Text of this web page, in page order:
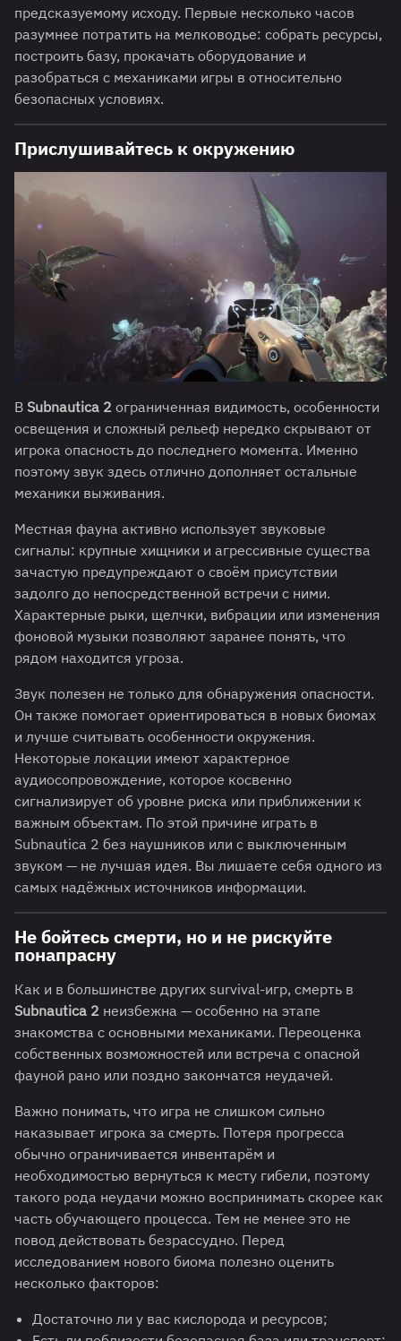
предсказуемому исходу. Первые несколько часов
разумнее потратить на мелководье: собрать ресурсы,
построить базу, прокачать оборудование и
разобраться с механиками игры в относительно
безопасных условиях.
Прислушивайтесь к окружению
В Subnautica 2 ограниченная видимость, особенности
освещения и сложный рельеф нередко скрывают от
игрока опасность до последнего момента. Именно
поэтому звук здесь отлично дополняет остальные
механики выживания.
Местная фауна активно использует звуковые
сигналы: крупные хищники и агрессивные существа
зачастую предупреждают о своём присутствии
задолго до непосредственной встречи с ними.
Характерные рыки, щелчки, вибрации или изменения
фоновой музыки позволяют заранее понять, что
рядом находится угроза.
Звук полезен не только для обнаружения опасности.
Он также помогает ориентироваться в новых биомах
и лучше считывать особенности окружения.
Некоторые локации имеют характерное
аудиосопровождение, которое косвенно
сигнализирует об уровне риска или приближении к
важным объектам. По этой причине играть в
Subnautica 2 без наушников или с выключенным
звуком — не лучшая идея. Вы лишаете себя одного из
самых надёжных источников информации.
Не бойтесь смерти, но и не рискуйте
понапрасну
Как и в большинстве других survival-игр, смерть в
Subnautica 2 неизбежна — особенно на этапе
знакомства с основными механиками. Переоценка
собственных возможностей или встреча с опасной
фауной рано или поздно закончатся неудачей.
Важно понимать, что игра не слишком сильно
наказывает игрока за смерть. Потеря прогресса
обычно ограничивается инвентарём и
необходимостью вернуться к месту гибели, поэтому
такого рода неудачи можно воспринимать скорее как
часть обучающего процесса. Тем не менее это не
повод действовать безрассудно. Перед
исследованием нового биома полезно оценить
несколько факторов:
Достаточно ли у вас кислорода и ресурсов;